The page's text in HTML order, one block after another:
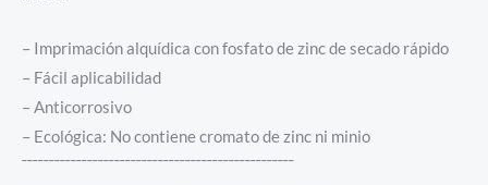
– Imprimación alquídica con fosfato de zinc de secado rápido
– Fácil aplicabilidad
– Anticorrosivo
– Ecológica: No contiene cromato de zinc ni minio
¯¯¯¯¯¯¯¯¯¯¯¯¯¯¯¯¯¯¯¯¯¯¯¯¯¯¯¯¯¯¯¯¯¯¯¯¯¯¯¯¯¯¯¯¯¯¯¯¯¯